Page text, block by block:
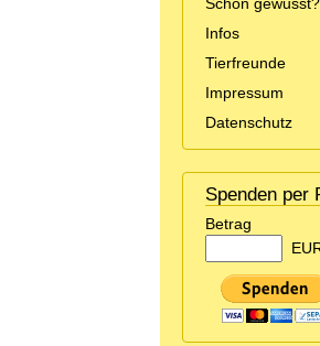
Infos
Tierfreunde
Impressum
Datenschutz
Spenden per
Betrag